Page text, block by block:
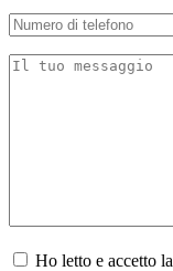
Ho letto e accetto la